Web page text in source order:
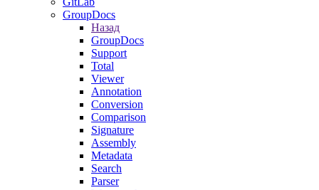
GroupDocs
Назад
GroupDocs
Support
Total
Viewer
Annotation
Conversion
Comparison
Signature
Assembly
Metadata
Search
Parser